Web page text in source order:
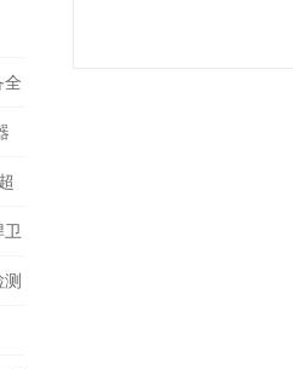
全